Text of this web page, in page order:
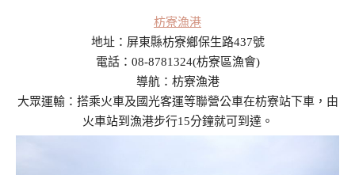
枋寮漁港
地址：屏東縣枋寮鄉保生路437號
電話：08-8781324(枋寮區漁會)
導航：枋寮漁港
大眾運輸：搭乘火車及國光客運等聯營公車在枋寮站下車，由
火車站到漁港步行15分鐘就可到達。